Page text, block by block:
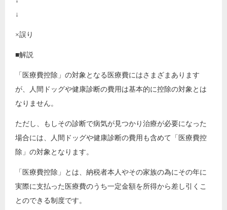
↓
×誤り
■解説
「医療費控除」の対象となる医療費にはさまざまあります
が、人間ドッグや健康診断の費用は基本的に控除の対象とは
なりません。
ただし、もしその診断で病気が見つかり治療が必要になった
場合には、人間ドッグや健康診断の費用も含めて「医療費控
除」の対象となります。
「医療費控除」とは、納税者本人やその家族の為にその年に
実際に支払った医療費のうち一定金額を所得から差し引くこ
とのできる制度です。